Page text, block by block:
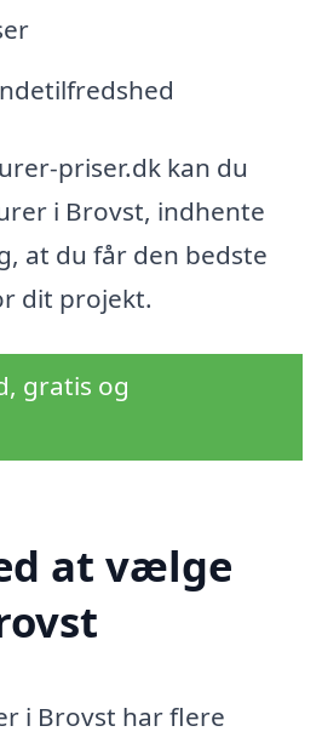
priser.dk kan du
i Brovst, indhente
at du får den bedste
dit projekt.
gratis og
at vælge
i Brovst har flere